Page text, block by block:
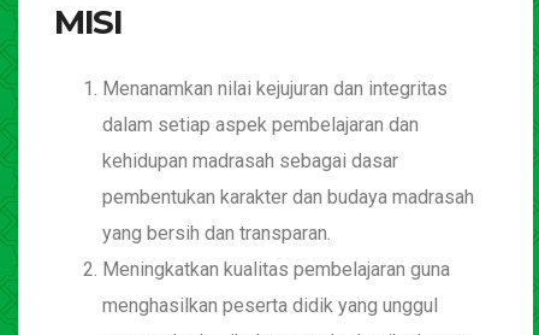
MISI
Menanamkan nilai kejujuran dan integritas
dalam setiap aspek pembelajaran dan
kehidupan madrasah sebagai dasar
pembentukan karakter dan budaya madrasah
yang bersih dan transparan.
Meningkatkan kualitas pembelajaran guna
menghasilkan peserta didik yang unggul